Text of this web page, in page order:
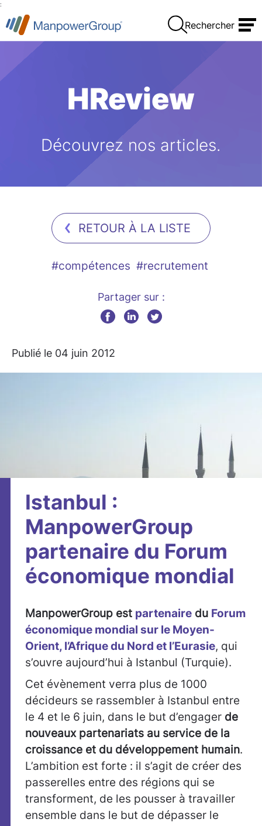
:
Rechercher
HReview
Découvrez nos articles.
RETOUR À LA LISTE
#compétences #recrutement
Partager sur :
Publié le 04 juin 2012
Istanbul :
ManpowerGroup
partenaire du Forum
économique mondial
ManpowerGroup est partenaire du Forum
économique mondial sur le Moyen-
Orient, l’Afrique du Nord et l’Eurasie, qui
s’ouvre aujourd’hui à Istanbul (Turquie).
Cet évènement verra plus de 1000
décideurs se rassembler à Istanbul entre
le 4 et le 6 juin, dans le but d’engager de
nouveaux partenariats au service de la
croissance et du développement humain.
L’ambition est forte : il s’agit de créer des
passerelles entre des régions qui se
transforment, de les pousser à travailler
ensemble dans le but de dépasser le